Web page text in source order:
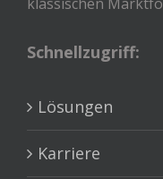
Schnellzugriff:
Lösungen
Karriere